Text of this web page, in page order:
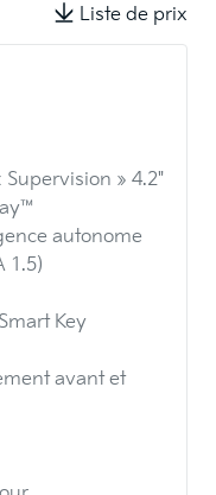
Liste de prix
» 4.2"
autonome
1.5)
Key
avant et